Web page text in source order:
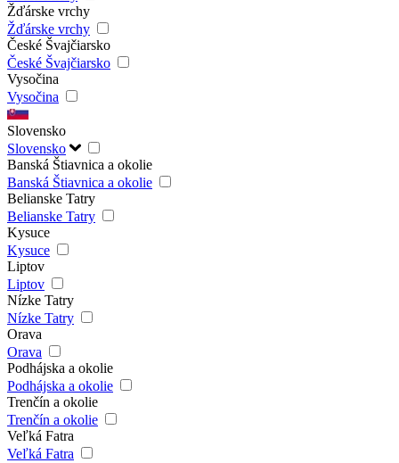
Žďárske vrchy
Žďárske vrchy
České Švajčiarsko
České Švajčiarsko
Vysočina
Vysočina
Slovensko
Slovensko
Banská Štiavnica a okolie
Banská Štiavnica a okolie
Belianske Tatry
Belianske Tatry
Kysuce
Kysuce
Liptov
Liptov
Nízke Tatry
Nízke Tatry
Orava
Orava
Podhájska a okolie
Podhájska a okolie
Trenčín a okolie
Trenčín a okolie
Veľká Fatra
Veľká Fatra